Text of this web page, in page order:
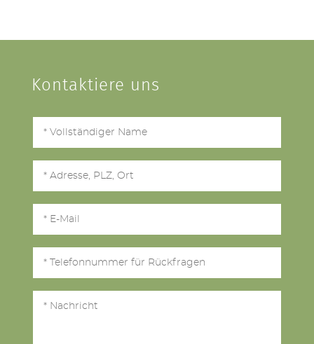
Kontaktiere uns